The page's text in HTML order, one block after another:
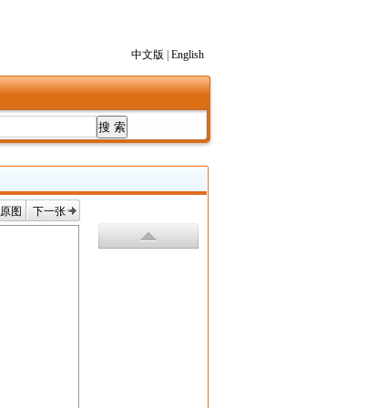
中文版 English
原图
下一张